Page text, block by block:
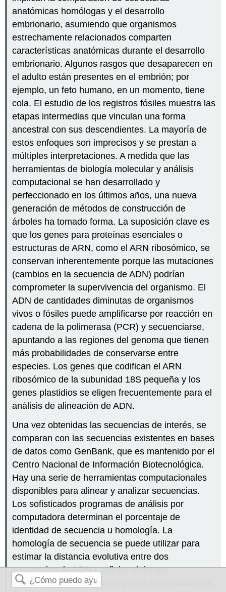
anatómicas homólogas y el desarrollo
embrionario, asumiendo que organismos
estrechamente relacionados comparten
características anatómicas durante el desarrollo
embrionario. Algunos rasgos que desaparecen en
el adulto están presentes en el embrión; por
ejemplo, un feto humano, en un momento, tiene
cola. El estudio de los registros fósiles muestra las
etapas intermedias que vinculan una forma
ancestral con sus descendientes. La mayoría de
estos enfoques son imprecisos y se prestan a
múltiples interpretaciones. A medida que las
herramientas de biología molecular y análisis
computacional se han desarrollado y
perfeccionado en los últimos años, una nueva
generación de métodos de construcción de
árboles ha tomado forma. La suposición clave es
que los genes para proteínas esenciales o
estructuras de ARN, como el ARN ribosómico, se
conservan inherentemente porque las mutaciones
(cambios en la secuencia de ADN) podrían
comprometer la supervivencia del organismo. El
ADN de cantidades diminutas de organismos
vivos o fósiles puede amplificarse por reacción en
cadena de la polimerasa (PCR) y secuenciarse,
apuntando a las regiones del genoma que tienen
más probabilidades de conservarse entre
especies. Los genes que codifican el ARN
ribosómico de la subunidad 18S pequeña y los
genes plastidios se eligen frecuentemente para el
análisis de alineación de ADN.
Una vez obtenidas las secuencias de interés, se
comparan con las secuencias existentes en bases
de datos como GenBank, que es mantenido por el
Centro Nacional de Información Biotecnológica.
Hay una serie de herramientas computacionales
disponibles para alinear y analizar secuencias.
Los sofisticados programas de análisis por
computadora determinan el porcentaje de
identidad de secuencia u homología. La
homología de secuencia se puede utilizar para
estimar la distancia evolutiva entre dos
secuencias de ADN y reflejar el tiempo
transcurrido desde que los genes se separaron de